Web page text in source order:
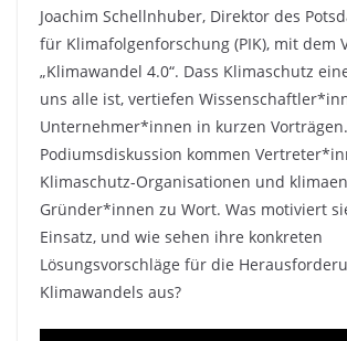
Joachim Schellnhuber, Direktor des
für Klimafolgenforschung (PIK), mit dem
„Klimawandel 4.0“. Dass Klimaschutz
uns alle ist, vertiefen
Unternehmer*innen in kurzen
Podiumsdiskussion kommen
Klimaschutz-Organisationen und
Gründer*innen zu Wort. Was motiviert
Einsatz, und wie sehen ihre konkreten
Lösungsvorschläge für die
Klimawandels aus?